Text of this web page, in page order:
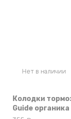
Нет в наличии
Колодки
Guide органика